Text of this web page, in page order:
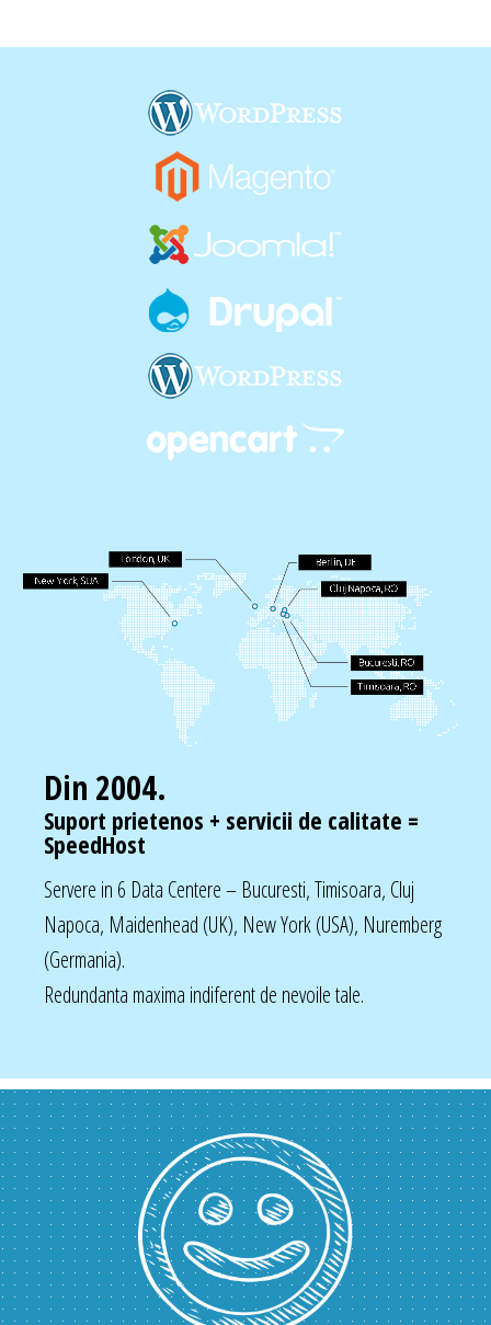
Din 2004.
Suport prietenos + servicii de calitate =
SpeedHost
Servere in 6 Data Centere – Bucuresti, Timisoara, Cluj
Napoca, Maidenhead (UK), New York (USA), Nuremberg
(Germania).
Redundanta maxima indiferent de nevoile tale.